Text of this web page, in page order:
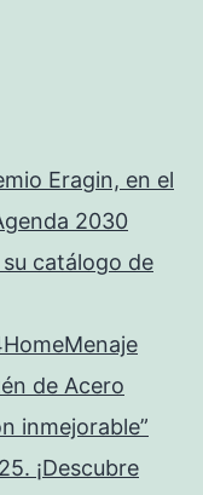
Eragin, en el
2030
catálogo de
de Acero
inmejorable”
¡Descubre